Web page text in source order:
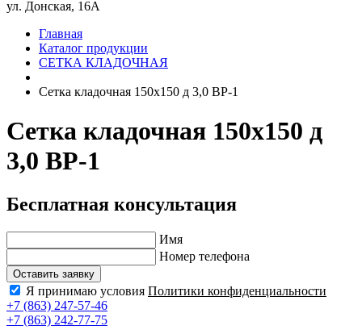
ул. Донская, 16А
Главная
Каталог продукции
СЕТКА КЛАДОЧНАЯ
Сетка кладочная 150х150 д 3,0 ВР-1
Сетка кладочная 150х150 д
3,0 ВР-1
Бесплатная консультация
Имя
Номер телефона
Оставить заявку
Я принимаю условия Политики конфиденциальности
+7 (863) 247-57-46
+7 (863) 242-77-75